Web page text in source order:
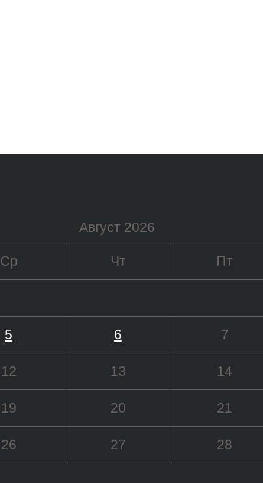
Август 2026
Ср Чт Пт
5 6 7
12 13 14
19 20 21
26 27 28